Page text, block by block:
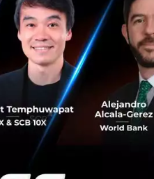
3 เรื่องที่ประเทศไทยต้อ
นวัตกรรม–ปฏิรูประบบร
สามารถประเทศ
นายอนุทิน ชาญวีรกูล นาย
กระทรวงมหาดไทย กล่าว
รับมือระเบียบโลกใหม่” ใน